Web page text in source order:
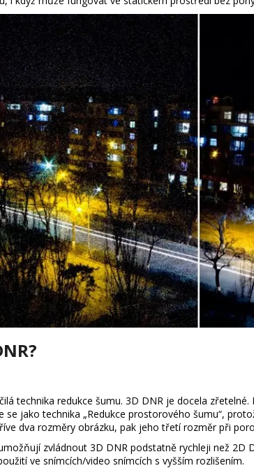
technika redukce šumu. 3D DNR je docela
se jako technika „Redukce prostorového šumu“,
dva rozměry obrázku, pak jeho třetí rozměr při
zvládnout 3D DNR podstatně rychleji než 2D
ve snímcích/video snímcích s vyšším rozlišením.